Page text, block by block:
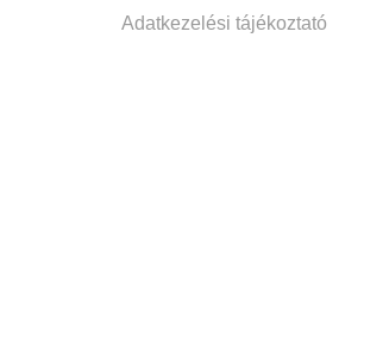
Adatkezelési tájékoztató